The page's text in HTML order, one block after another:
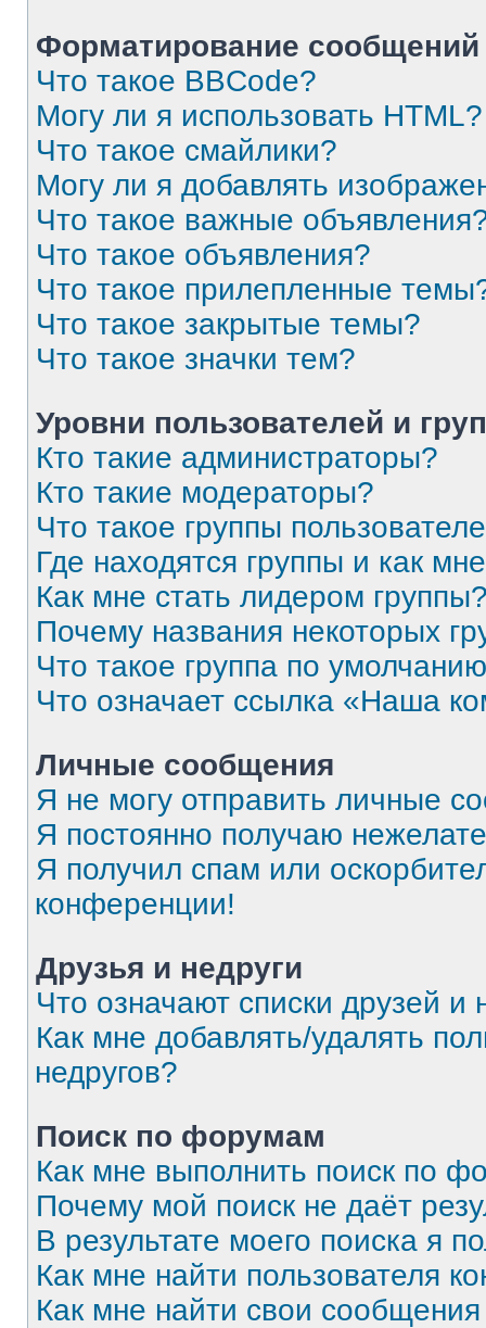
Форматирование
Что такое BBCode?
Могу ли я использовать HTML?
Что такое смайлики?
Могу ли я добавлять
Что такое важные
Что такое объявления?
Что такое прилепленные
Что такое закрытые темы?
Что такое значки тем?
Уровни пользователей и
Кто такие администраторы?
Кто такие модераторы?
Что такое группы
Где находятся группы и как
Как мне стать лидером
Почему названия некоторых
Что такое группа по
Что означает ссылка «Наша
Личные сообщения
Я не могу отправить личные
Я постоянно получаю
Я получил спам или
конференции!
Друзья и недруги
Что означают списки друзей и
Как мне добавлять/удалять
недругов?
Поиск по форумам
Как мне выполнить поиск по
Почему мой поиск не даёт
В результате моего поиска я
Как мне найти пользователя
Как мне найти свои